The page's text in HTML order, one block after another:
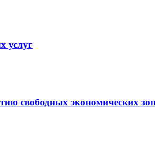
услуг
свободных экономических